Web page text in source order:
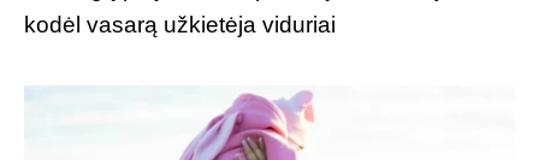
kodėl vasarą užkietėja viduriai